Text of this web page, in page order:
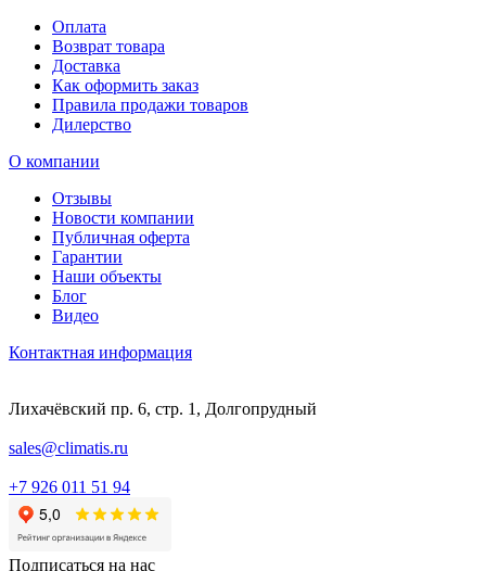
Оплата
Возврат товара
Доставка
Как оформить заказ
Правила продажи товаров
Дилерство
О компании
Отзывы
Новости компании
Публичная оферта
Гарантии
Наши объекты
Блог
Видео
Контактная информация
Лихачёвский пр. 6, стр. 1, Долгопрудный
sales@climatis.ru
+7 926 011 51 94
Подписаться на нас